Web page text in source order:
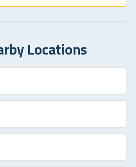
Locations